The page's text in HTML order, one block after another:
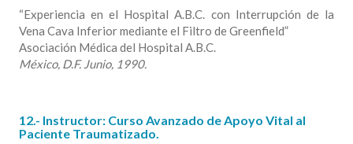
“Experiencia en el Hospital A.B.C. con Interrupción de la
Vena Cava Inferior mediante el Filtro de Greenfield”
Asociación Médica del Hospital A.B.C.
México, D.F. Junio, 1990.
12.- Instructor: Curso Avanzado de Apoyo Vital al
Paciente Traumatizado.